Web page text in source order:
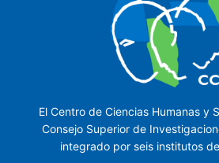
El Centro de Ciencias Humanas y
Consejo Superior de
integrado por seis institutos